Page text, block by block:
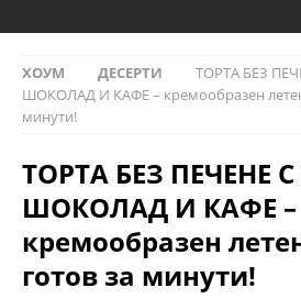
ХОУМ ДЕСЕРТИ
ТОРТА БЕЗ
ШОКОЛАД И КАФЕ – кремообразен летен
минути!
ТОРТА БЕЗ ПЕЧЕНЕ
ШОКОЛАД И КАФЕ –
кремообразен
готов за минути!